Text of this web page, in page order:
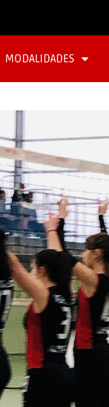
MODALIDADES